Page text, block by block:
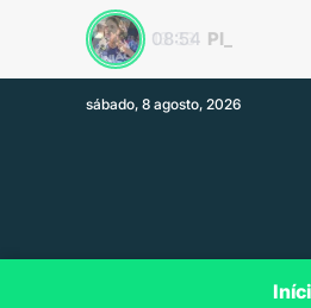
13:33 Plano de
sábado, 8 agosto, 2026